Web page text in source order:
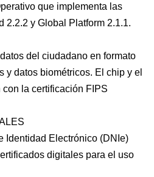
que implementa las
2.2.2 y Global Platform 2.1.1.
del ciudadano en formato
y datos biométricos. El chip y el
la certificación FIPS
Identidad Electrónico (DNIe)
digitales para el uso